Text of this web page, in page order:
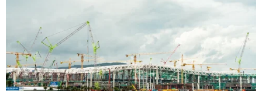
quy định bảo vệ quyền lợi người tiêu
dùng
08/08/2026 04:15